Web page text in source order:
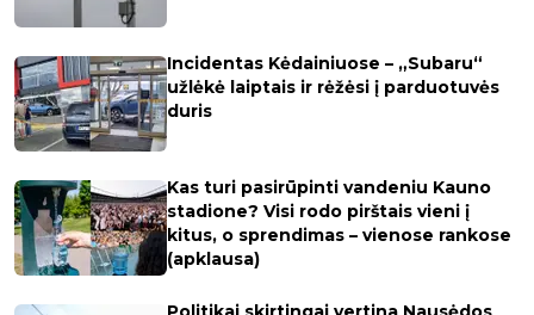
Incidentas Kėdainiuose – „Subaru“
užlėkė laiptais ir rėžėsi į parduotuvės
duris
Kas turi pasirūpinti vandeniu Kauno
stadione? Visi rodo pirštais vieni į
kitus, o sprendimas – vienose rankose
(apklausa)